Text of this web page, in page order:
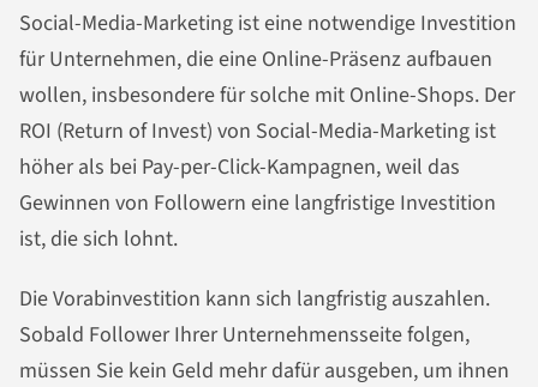
Social-Media-Marketing ist eine notwendige Investition
für Unternehmen, die eine Online-Präsenz aufbauen
wollen, insbesondere für solche mit Online-Shops. Der
ROI (Return of Invest) von Social-Media-Marketing ist
höher als bei Pay-per-Click-Kampagnen, weil das
Gewinnen von Followern eine langfristige Investition
ist, die sich lohnt.
Die Vorabinvestition kann sich langfristig auszahlen.
Sobald Follower Ihrer Unternehmensseite folgen,
müssen Sie kein Geld mehr dafür ausgeben, um ihnen